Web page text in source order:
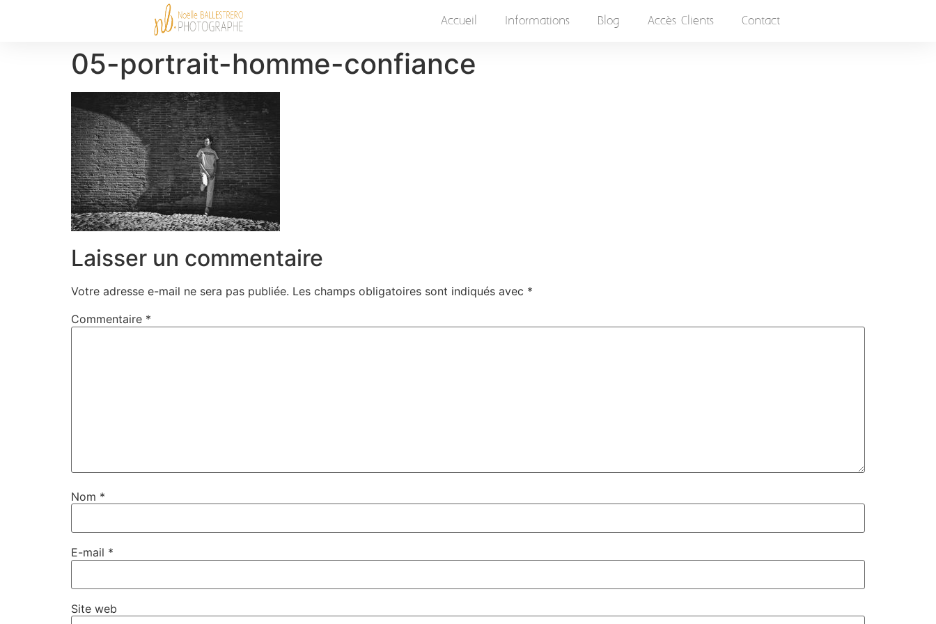
Accueil Informations Blog Accès Clients Contact
05-portrait-homme-confiance
Laisser un commentaire
Votre adresse e-mail ne sera pas publiée. Les champs obligatoires sont indiqués avec *
Commentaire *
Nom *
E-mail *
Site web